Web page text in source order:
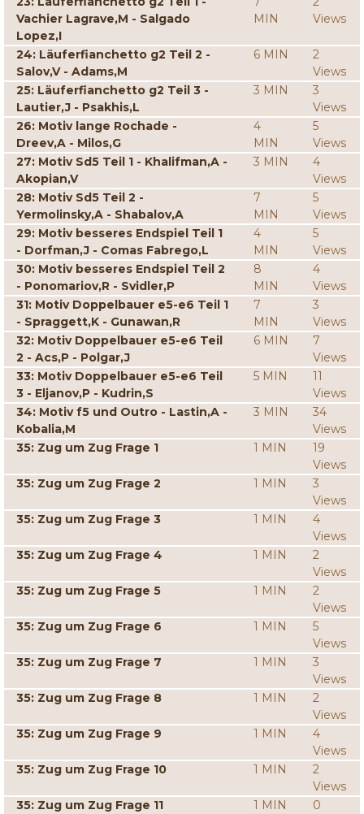
Vachier Lagrave,M - Salgado
Lopez,I
MIN
Views
24: Läuferfianchetto g2 Teil 2 -
Salov,V - Adams,M
6 MIN
2
Views
25: Läuferfianchetto g2 Teil 3 -
Lautier,J - Psakhis,L
3 MIN
3
Views
26: Motiv lange Rochade -
Dreev,A - Milos,G
4
MIN
5
Views
27: Motiv Sd5 Teil 1 - Khalifman,A -
Akopian,V
3 MIN
4
Views
28: Motiv Sd5 Teil 2 -
Yermolinsky,A - Shabalov,A
7
MIN
5
Views
29: Motiv besseres Endspiel Teil 1
- Dorfman,J - Comas Fabrego,L
4
MIN
5
Views
30: Motiv besseres Endspiel Teil 2
- Ponomariov,R - Svidler,P
8
MIN
4
Views
31: Motiv Doppelbauer e5-e6 Teil 1
- Spraggett,K - Gunawan,R
7
MIN
3
Views
32: Motiv Doppelbauer e5-e6 Teil
2 - Acs,P - Polgar,J
6 MIN
7
Views
33: Motiv Doppelbauer e5-e6 Teil
3 - Eljanov,P - Kudrin,S
5 MIN
11
Views
34: Motiv f5 und Outro - Lastin,A -
Kobalia,M
3 MIN
34
Views
35: Zug um Zug Frage 1
1 MIN
19
Views
35: Zug um Zug Frage 2
1 MIN
3
Views
35: Zug um Zug Frage 3
1 MIN
4
Views
35: Zug um Zug Frage 4
1 MIN
2
Views
35: Zug um Zug Frage 5
1 MIN
2
Views
35: Zug um Zug Frage 6
1 MIN
5
Views
35: Zug um Zug Frage 7
1 MIN
3
Views
35: Zug um Zug Frage 8
1 MIN
2
Views
35: Zug um Zug Frage 9
1 MIN
4
Views
35: Zug um Zug Frage 10
1 MIN
2
Views
35: Zug um Zug Frage 11
1 MIN
0